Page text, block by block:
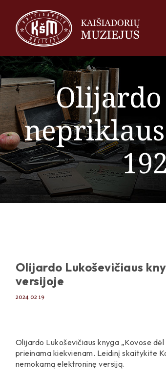
Olijardo
Olijardo Lukoševičiaus
versijoje
2024 02 19
Olijardo Lukoševičiaus knyga „Kovose
prieinama kiekvienam. Leidinį skaitykite
nemokamą elektroninę versiją.